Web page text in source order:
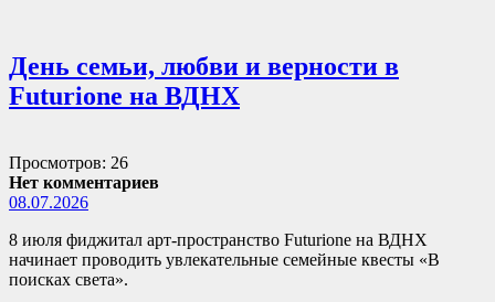
День семьи, любви и верности в
Futurione на ВДНХ
Просмотров: 26
Нет комментариев
08.07.2026
8 июля фиджитал арт-пространство Futurione на ВДНХ
начинает проводить увлекательные семейные квесты «В
поисках света».